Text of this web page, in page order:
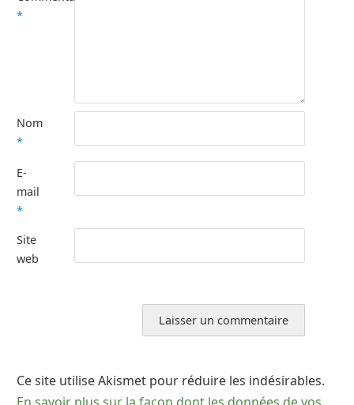
*
Nom
*
E-
mail
*
Site
web
Ce site utilise Akismet pour réduire les indésirables.